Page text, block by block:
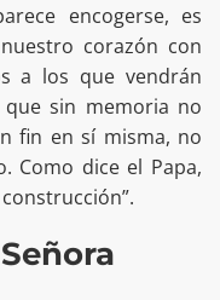
encogerse, es
corazón con
a los que vendrán
sin memoria no
fin en sí misma, no
Como dice el Papa,